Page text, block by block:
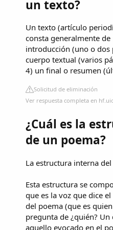
un texto?
Un texto (artículo
consta generalmente
introducción (uno o dos
cuerpo textual (varios
4) un final o resumen
Solicitud de eliminación
Ver respuesta completa en
¿Cuál es la
de un poema?
La estructura interna
Esta estructura se
que es la voz que dice
del poema (que es
pregunta de ¿quién?
aquello evocado en el